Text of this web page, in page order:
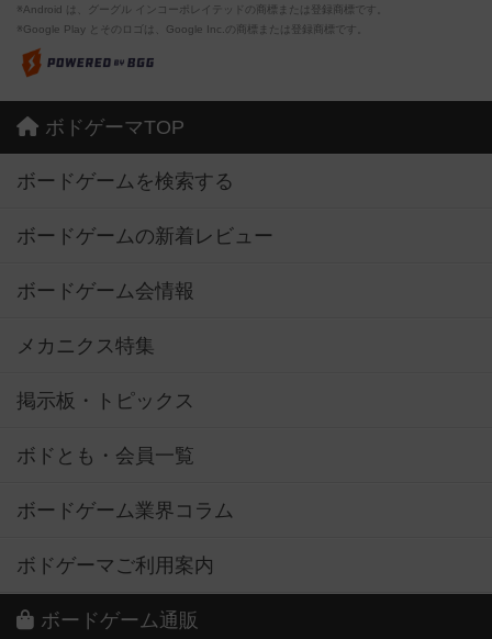
※Android は、グーグル インコーポレイテッドの商標または登録商標です。
※Google Play とそのロゴは、Google Inc.の商標または登録商標です。
ボドゲーマTOP
ボードゲームを検索する
ボードゲームの新着レビュー
ボードゲーム会情報
メカニクス特集
掲示板・トピックス
ボドとも・会員一覧
ボードゲーム業界コラム
ボドゲーマご利用案内
ボードゲーム通販